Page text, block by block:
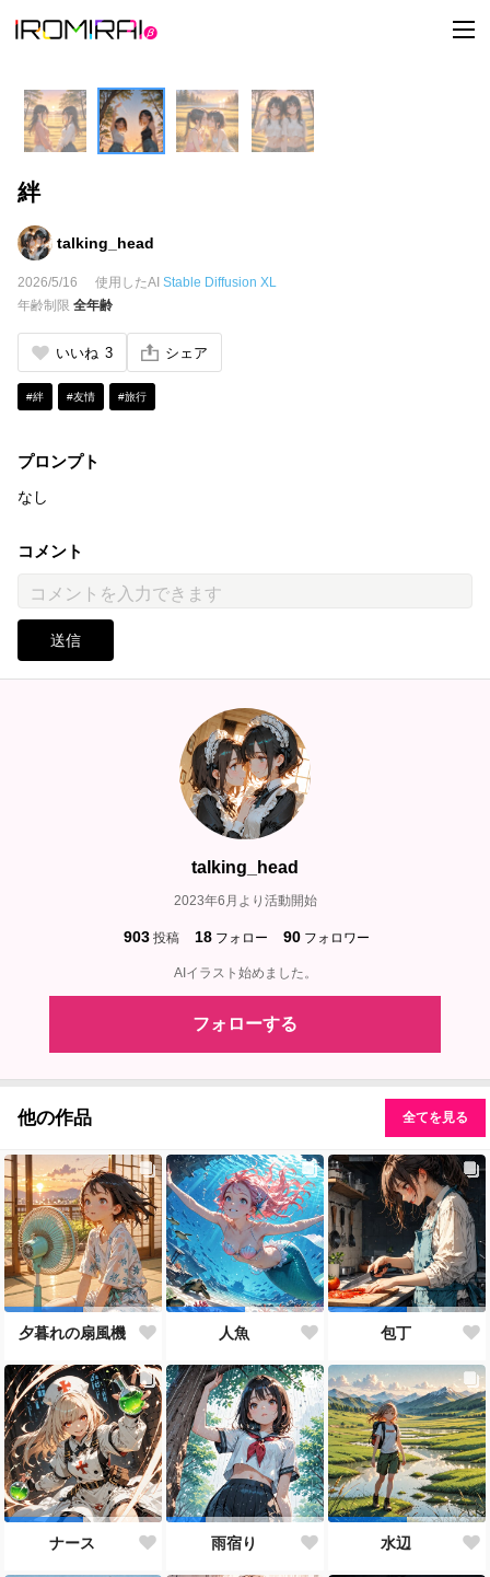
t
o
絆
talking_head
2026/5/16 使用したAI Stable Diffusion XL
年齢制限 全年齢
いいね 3 シェア
#絆 #友情 #旅行
プロンプト
なし
コメント
送信
talking_head
2023年6月より活動開始
903 投稿 18 フォロー 90 フォロワー
AIイラスト始めました。
フォローする
他の作品 全てを見る
夕暮れの扇風機 人魚 包丁
ナース 雨宿り 水辺